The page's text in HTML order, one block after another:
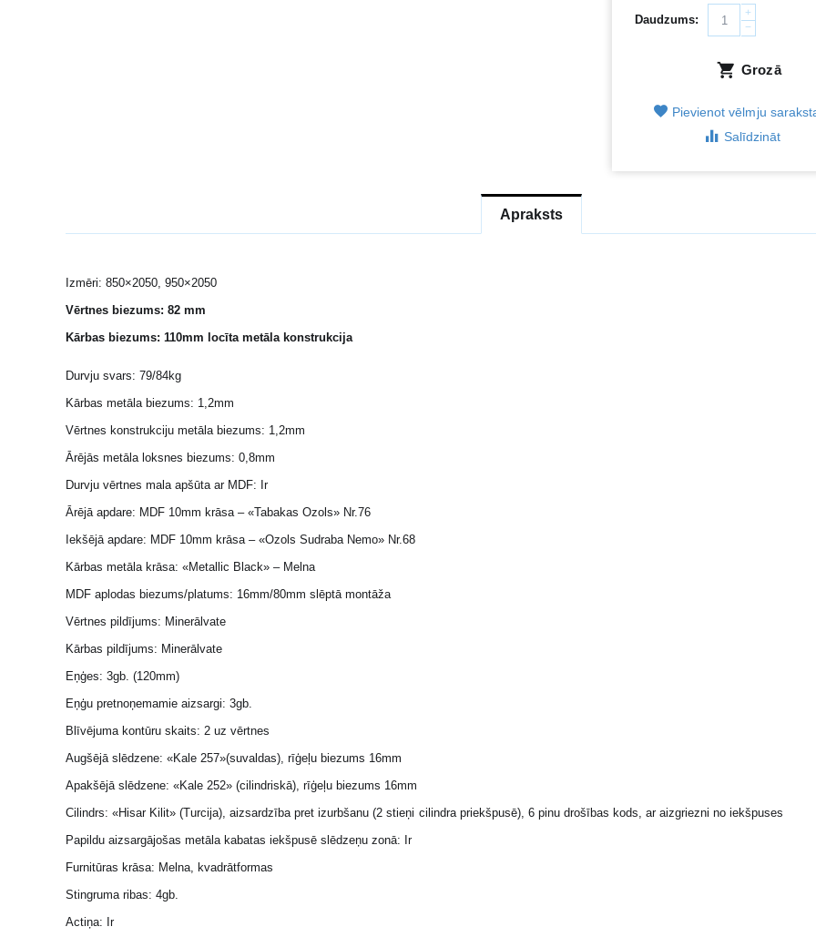
Daudzums:
+
−
Grozā
Pievienot vēlmju
Salīdzināt
Apraksts
Izmēri: 850×2050, 950×2050
Vērtnes biezums: 82 mm
Kārbas biezums: 110mm locīta metāla konstrukcija
Durvju svars: 79/84kg
Kārbas metāla biezums: 1,2mm
Vērtnes konstrukciju metāla biezums: 1,2mm
Ārējās metāla loksnes biezums: 0,8mm
Durvju vērtnes mala apšūta ar MDF: Ir
Ārējā apdare: MDF 10mm krāsa – «Tabakas Ozols» Nr.76
Iekšējā apdare: MDF 10mm krāsa – «Ozols Sudraba Nemo» Nr.68
Kārbas metāla krāsa: «Metallic Black» – Melna
MDF aplodas biezums/platums: 16mm/80mm slēptā montāža
Vērtnes pildījums: Minerālvate
Kārbas pildījums: Minerālvate
Eņģes: 3gb. (120mm)
Eņģu pretnoņemamie aizsargi: 3gb.
Blīvējuma kontūru skaits: 2 uz vērtnes
Augšējā slēdzene: «Kale 257»(suvaldas), rīģeļu biezums 16mm
Apakšējā slēdzene: «Kale 252» (cilindriskā), rīģeļu biezums 16mm
Cilindrs: «Hisar Kilit» (Turcija), aizsardzība pret izurbšanu (2 stieņi cilindra priekšpusē), 6 pinu drošības kods, ar aizgriezni no iekšpuses
Papildu aizsargājošas metāla kabatas iekšpusē slēdzeņu zonā: Ir
Furnitūras krāsa: Melna, kvadrātformas
Stingruma ribas: 4gb.
Actiņa: Ir